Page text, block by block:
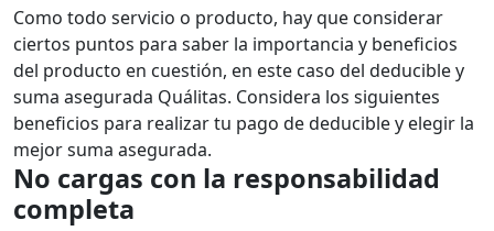
Como todo servicio o producto, hay que considerar
ciertos puntos para saber la importancia y beneficios
del producto en cuestión, en este caso del deducible y
suma asegurada Quálitas. Considera los siguientes
beneficios para realizar tu pago de deducible y elegir la
mejor suma asegurada.
No cargas con la responsabilidad
completa